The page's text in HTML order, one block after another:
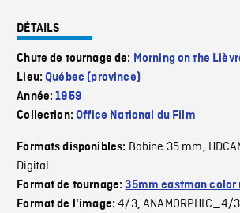
DÉTAILS
Chute de tournage de: Morning on the
Lieu:Québec (province)
Année:1959
Collection:Office National du Film
Formats disponibles: Bobine 35 mm,
Digital
Format de tournage:35mm eastman color
Format de l'image:4/3,ANAMORPHIC_4/3